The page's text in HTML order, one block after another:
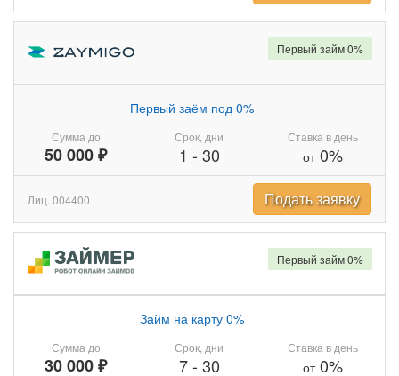
Сумма до
50 000 ₽
Первый заём под 0%
Срок, дни
1 - 30
Ставка в день
от0%
Первый займ 0%
Лиц. 004400 Подать заявку
Сумма до
30 000 ₽
Займ на карту 0%
Срок, дни
7- 30
Ставка в день
от0%
Первый займ 0%